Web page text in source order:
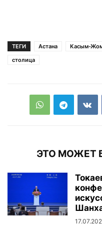
ТЕГИ Астана Касым-
столица
ЭТО МОЖЕТ